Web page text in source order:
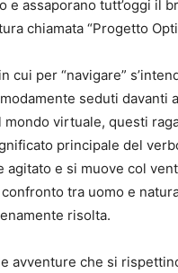
e assaporano tutt’oggi il
chiamata “Progetto
cui per “navigare”
seduti davanti
mondo virtuale, questi
principale del
agitato e si muove col
tra uomo e
risolta.
avventure che si